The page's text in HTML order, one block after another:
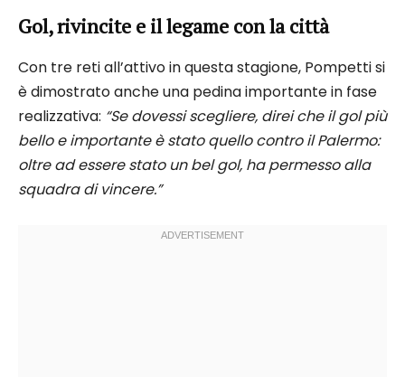
Gol, rivincite e il legame con la città
Con tre reti all’attivo in questa stagione, Pompetti si
è dimostrato anche una pedina importante in fase
realizzativa: “Se dovessi scegliere, direi che il gol più
bello e importante è stato quello contro il Palermo:
oltre ad essere stato un bel gol, ha permesso alla
squadra di vincere.”